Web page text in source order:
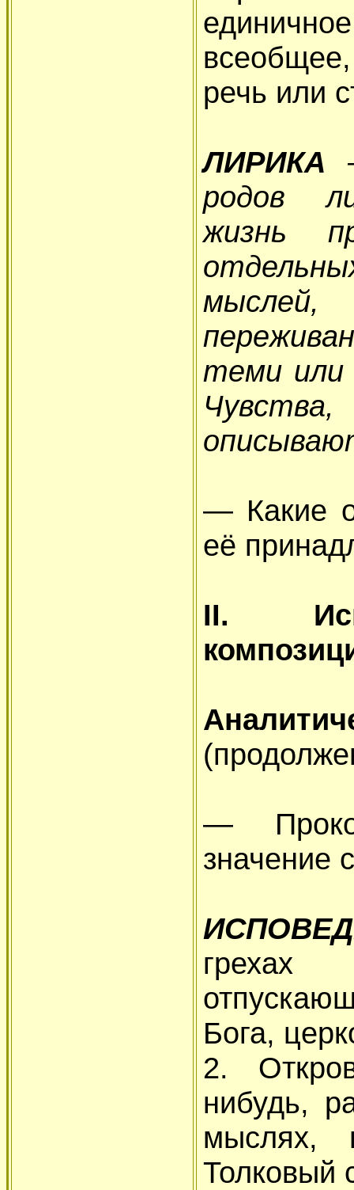
речь или
ЛИРИКА
родов
жизнь
мыслей,
теми или
— Какие
её
II.
—
значение
Бога,
2.
нибудь,
мыслях,
Толковый